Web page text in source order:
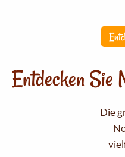
Entdecken Sie
Die